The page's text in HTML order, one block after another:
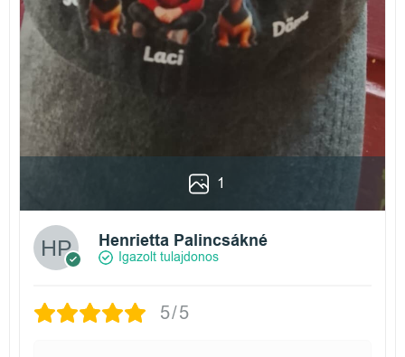
1
Henrietta Palincsákné
Igazolt tulajdonos
5/5